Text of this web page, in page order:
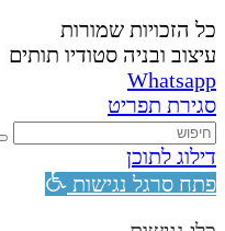
כל הזכויות שמורות
עיצוב ובניה סטודיו תותים
Whatsapp
סגירת תפריט
דילוג לתוכן
פתח סרגל נגישות